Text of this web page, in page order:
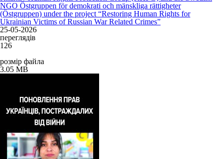
NGO Östgruppen för demokrati och mänskliga rättigheter
(Östgruppen) under the project “Restoring Human Rights for
Ukrainian Victims of Russian War Related Crimes”
25-05-2026
переглядів
126
розмір файла
3.05 MB